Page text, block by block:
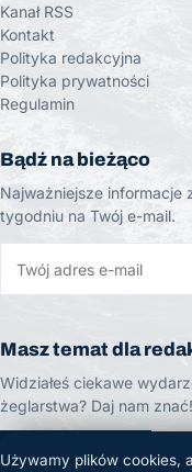
Kanał RSS
Kontakt
Polityka redakcyjna
Polityka prywatności
Regulamin
Bądź na bieżąco
Najważniejsze informacje
tygodniu na Twój e-mail.
Masz temat dla
Widziałeś ciekawe
żeglarstwa? Daj nam znać!
ZGŁOŚ TEMAT
Używamy plików cookies,